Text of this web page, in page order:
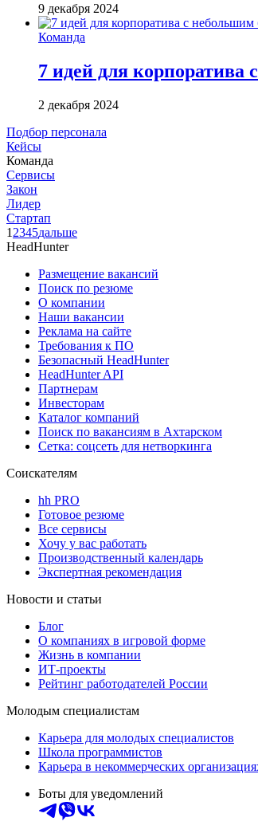
9 декабря 2024
Команда
7 идей для
2 декабря 2024
Подбор персонала
Кейсы
Команда
Сервисы
Закон
Лидер
Стартап
1 2345дальше
HeadHunter
Размещение вакансий
Поиск по резюме
О компании
Наши вакансии
Реклама на сайте
Требования к ПО
Безопасный HeadHunter
HeadHunter API
Партнерам
Инвесторам
Каталог компаний
Поиск по вакансиям в Ахтарском
Сетка: соцсеть для нетворкинга
Соискателям
hh PRO
Готовое резюме
Все сервисы
Хочу у вас работать
Производственный календарь
Экспертная рекомендация
Новости и статьи
Блог
О компаниях в игровой форме
Жизнь в компании
ИТ-проекты
Рейтинг работодателей России
Молодым специалистам
Карьера для молодых специалистов
Школа программистов
Карьера в некоммерческих
Боты для уведомлений